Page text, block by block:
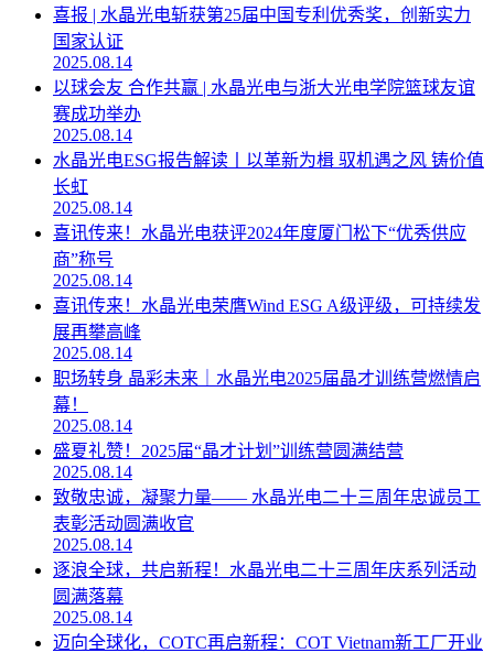
喜报 | 水晶光电斩获第25届中国专利优秀奖，创新实力
国家认证
2025.08.14
以球会友 合作共赢 | 水晶光电与浙大光电学院篮球友谊
赛成功举办
2025.08.14
水晶光电ESG报告解读丨以革新为楫 驭机遇之风 铸价值
长虹
2025.08.14
喜讯传来！水晶光电获评2024年度厦门松下“优秀供应
商”称号
2025.08.14
喜讯传来！水晶光电荣膺Wind ESG A级评级，可持续发
展再攀高峰
2025.08.14
职场转身 晶彩未来｜水晶光电2025届晶才训练营燃情启
幕！
2025.08.14
盛夏礼赞！2025届“晶才计划”训练营圆满结营
2025.08.14
致敬忠诚，凝聚力量—— 水晶光电二十三周年忠诚员工
表彰活动圆满收官
2025.08.14
逐浪全球，共启新程！水晶光电二十三周年庆系列活动
圆满落幕
2025.08.14
迈向全球化，COTC再启新程：COT Vietnam新工厂开业